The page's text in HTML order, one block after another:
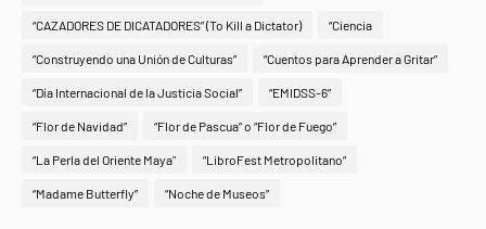
“CAZADORES DE DICATADORES” (To Kill a Dictator) “Ciencia
“Construyendo una Unión de Culturas” “Cuentos para Aprender a Gritar”
“Día Internacional de la Justicia Social” “EMIDSS-6”
“Flor de Navidad” “Flor de Pascua” o “Flor de Fuego”
“La Perla del Oriente Maya" “LibroFest Metropolitano”
“Madame Butterfly” “Noche de Museos”